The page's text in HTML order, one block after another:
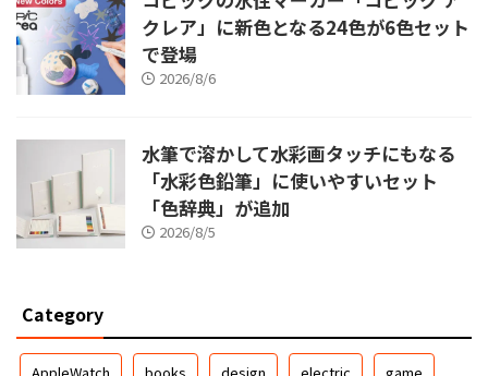
クレア」に新色となる24色が6色セット
で登場
2026/8/6
水筆で溶かして水彩画タッチにもなる
「水彩色鉛筆」に使いやすいセット
「色辞典」が追加
2026/8/5
Category